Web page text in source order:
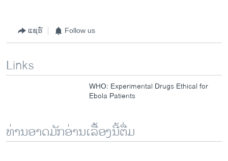
ແຊຣ໌ Follow us
Links
WHO: Experimental Drugs Ethical for
Ebola Patients
ທ່ານອາດມັກອ່ານເລື້ອງນີ້ຕື່ມ